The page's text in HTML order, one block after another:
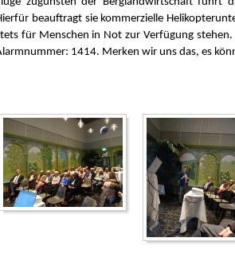
beauftragt sie kommerzielle
für Menschen in Not zur Verfügung
1414. Merken wir uns das, es